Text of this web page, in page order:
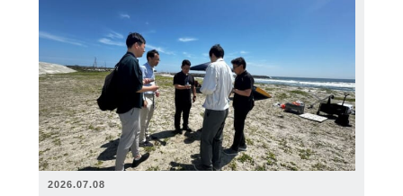
2026.07.08